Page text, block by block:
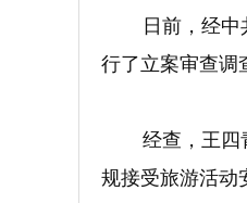
日前，经
行了立案审查调
经查，王
规接受旅游活动